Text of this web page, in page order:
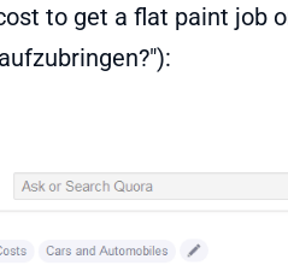
to get a flat paint job